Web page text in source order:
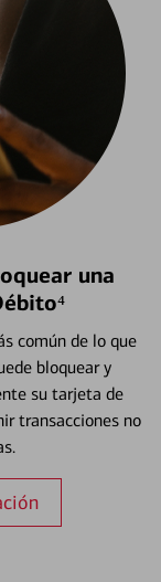
una
común de lo que
bloquear y
su tarjeta de
transacciones no